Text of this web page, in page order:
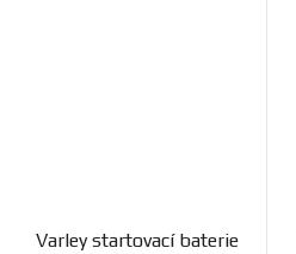
Varley startovací baterie